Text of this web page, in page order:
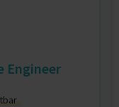
Engineer